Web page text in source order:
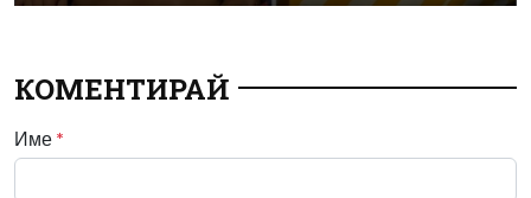
КОМЕНТИРАЙ
Име *